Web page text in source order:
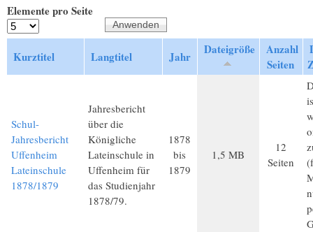
Elemente pro Seite
Kurztitel Langtitel Jahr Dateigröße
Anzahl
Seiten
Schul-
Jahresbericht
Uffenheim
Lateinschule
1878/1879
Jahresbericht
über die
Königliche
Lateinschule in
Uffenheim für
das Studienjahr
1878/79.
1878
bis
1879
1,5 MB
12
Seiten